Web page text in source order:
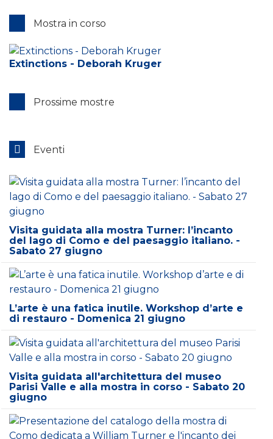
Mostra in corso
Extinctions - Deborah Kruger
Prossime mostre
Eventi
Visita guidata alla mostra Turner: l’incanto
del lago di Como e del paesaggio italiano. -
Sabato 27 giugno
L’arte è una fatica inutile. Workshop d’arte e
di restauro - Domenica 21 giugno
Visita guidata all'architettura del museo
Parisi Valle e alla mostra in corso - Sabato 20
giugno